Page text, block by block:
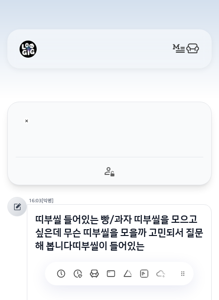
16:03[익명]
띠부씰 들어있는 빵/과자 띠부씰을 모으고
싶은데 무슨 띠부씰을 모을까 고민되서 질문
해 봅니다띠부씰이 들어있는